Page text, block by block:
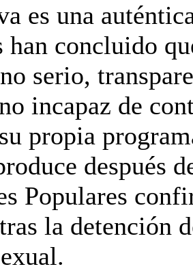
es una
han concluido
serio,
incapaz de
propia
después
Populares
la detención